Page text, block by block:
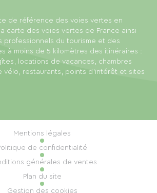
de référence des voies vertes en
carte des voies vertes de France ainsi
professionnels du tourisme et des
à moins de 5 kilomètres des itinéraires :
locations de vacances, chambres
vélo, restaurants, points d'intérêt et sites
Mentions légales
de confidentialité
générales de ventes
Plan du site
Gestion des cookies